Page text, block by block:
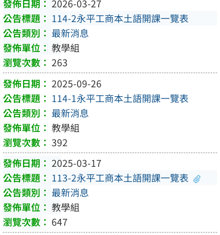
2026-03-27
114-2永平工商本土語開課一覽表
最新消息
教學組
263
2025-09-26
114-1永平工商本土語開課一覽表
最新消息
教學組
392
2025-03-17
113-2永平工商本土語開課一覽表
最新消息
教學組
647